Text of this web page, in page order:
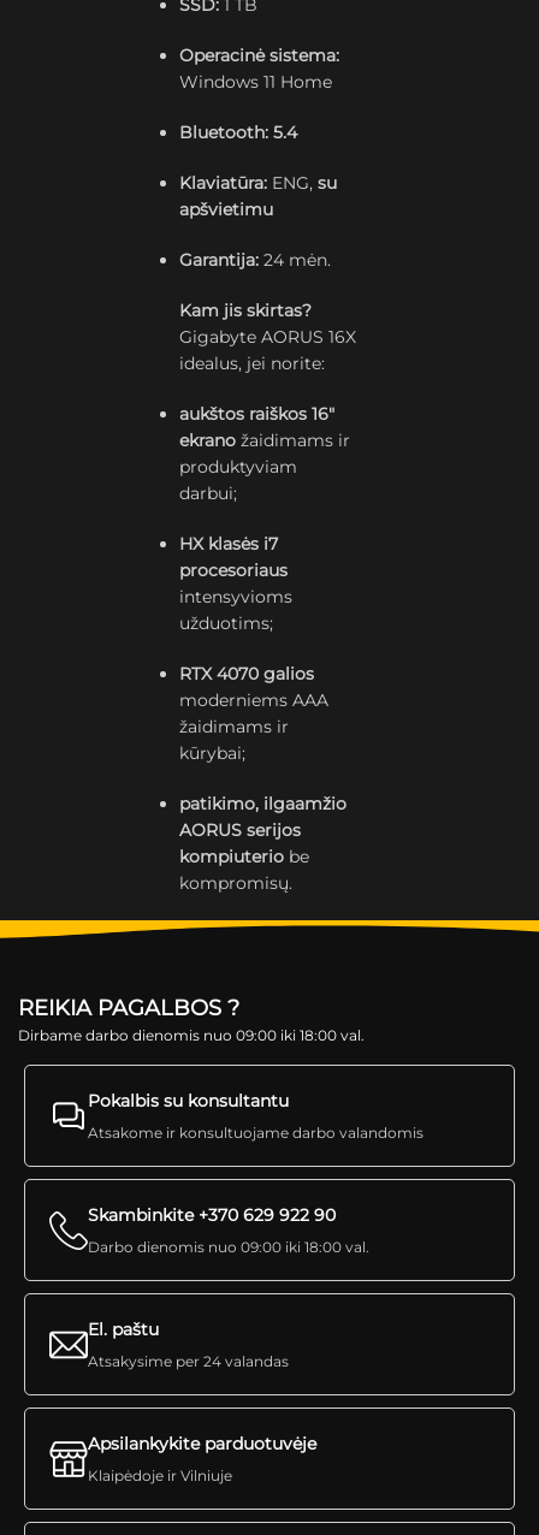
SSD: 1 TB
Operacinė sistema:
Windows 11 Home
Bluetooth: 5.4
Klaviatūra: ENG,su
apšvietimu
Garantija: 24 mėn.
Kam jis skirtas?
Gigabyte AORUS 16X
idealus, jei norite:
aukštos raiškos 16″
ekrano žaidimams ir
produktyviam
darbui;
HX klasės i7
procesoriaus
intensyvioms
užduotims;
RTX 4070 galios
moderniems AAA
žaidimams ir
kūrybai;
patikimo, ilgaamžio
AORUS serijos
kompiuterio be
kompromisų.
REIKIA PAGALBOS ?
Dirbame darbo dienomis nuo 09:00 iki 18:00 val.
Pokalbis su konsultantu
Atsakome ir konsultuojame darbo valandomis
Skambinkite +370 629 922 90
Darbo dienomis nuo 09:00 iki 18:00 val.
El. paštu
Atsakysime per 24 valandas
Apsilankykite parduotuvėje
Klaipėdoje ir Vilniuje